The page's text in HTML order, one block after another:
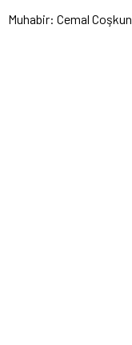
Muhabir: Cemal Coşkun